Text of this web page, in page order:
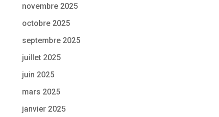
novembre 2025
octobre 2025
septembre 2025
juillet 2025
juin 2025
mars 2025
janvier 2025